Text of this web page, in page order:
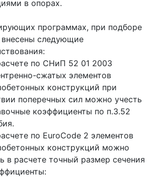
в опорах.
программах, при подборе
следующие
по СНиП 52 01 2003
сжатых элементов
конструкций при
поперечных сил можно учесть
коэффициенты по п.3.52
по EuroCode 2 элементов
конструкций можно
в расчете точный размер сечения